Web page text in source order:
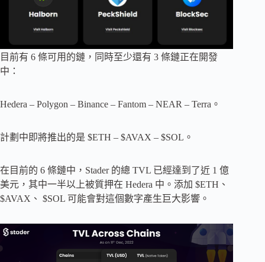
目前有 6 條可用的鏈，同時至少還有 3 條鏈正在開發
中：
Hedera – Polygon – Binance – Fantom – NEAR – Terra。
計劃中即將推出的是 $ETH – $AVAX – $SOL。
在目前的 6 條鏈中，Stader 的總 TVL 已經達到了近 1 億
美元，其中一半以上被質押在 Hedera 中。添加 $ETH、
$AVAX、 $SOL 可能會對這個數字產生巨大影響。